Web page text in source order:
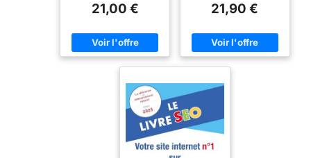
21,00 € 21,90 €